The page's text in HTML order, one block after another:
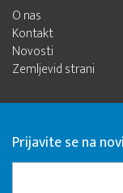
O nas
Kontakt
Novosti
Zemljevid strani
Prijavite se na